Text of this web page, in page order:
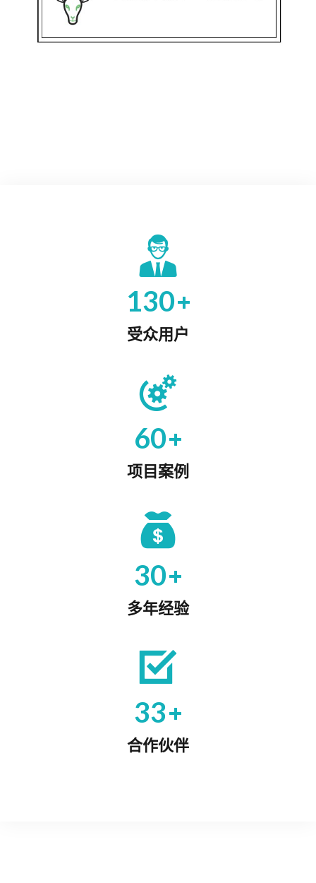
130+
受众用户
60+
项目案例
30+
多年经验
33+
合作伙伴